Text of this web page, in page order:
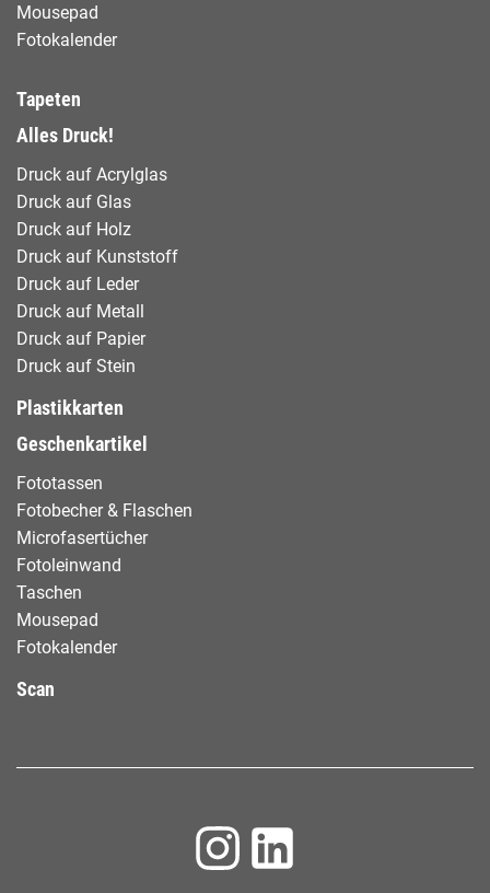
Mousepad
Fotokalender
Tapeten
Alles Druck!
Druck auf Acrylglas
Druck auf Glas
Druck auf Holz
Druck auf Kunststoff
Druck auf Leder
Druck auf Metall
Druck auf Papier
Druck auf Stein
Plastikkarten
Geschenkartikel
Fototassen
Fotobecher & Flaschen
Microfasertücher
Fotoleinwand
Taschen
Mousepad
Fotokalender
Scan